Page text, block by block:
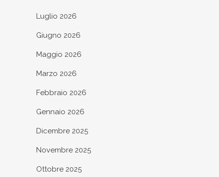
Luglio 2026
Giugno 2026
Maggio 2026
Marzo 2026
Febbraio 2026
Gennaio 2026
Dicembre 2025
Novembre 2025
Ottobre 2025